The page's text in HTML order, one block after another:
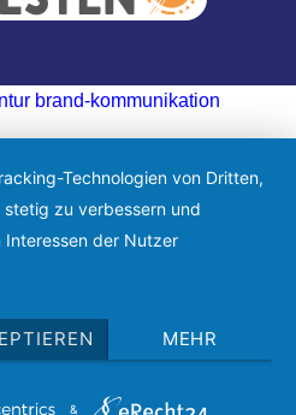
brand-kommunikation
Technologien von Dritten,
zu verbessern und
der Nutzer
MEHR
&